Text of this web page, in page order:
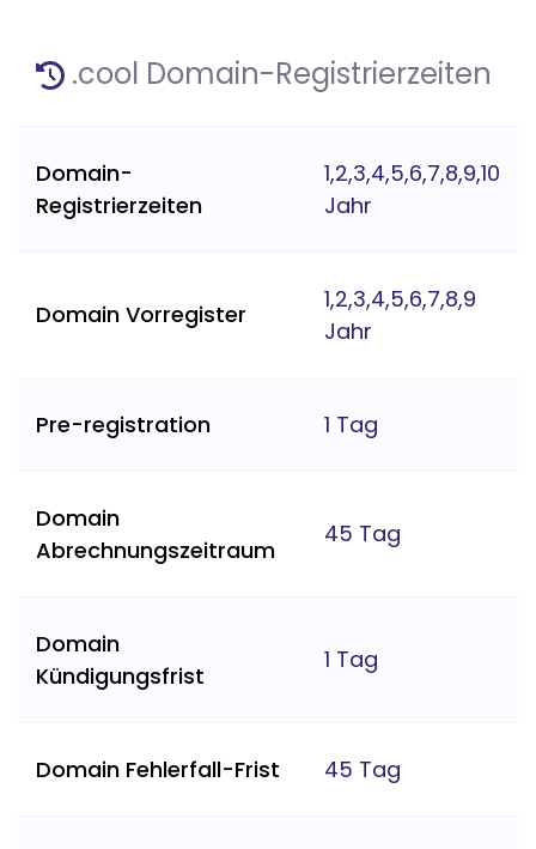
.cool Domain-Registrierzeiten
Domain-
Registrierzeiten
1,2,3,4,5,6,7,8,9,10
Jahr
Domain Vorregister
1,2,3,4,5,6,7,8,9
Jahr
Pre-registration 1 Tag
Domain
Abrechnungszeitraum
45 Tag
Domain
Kündigungsfrist
1 Tag
Domain Fehlerfall-Frist 45 Tag